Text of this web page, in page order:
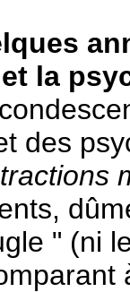
la
des
" (ni